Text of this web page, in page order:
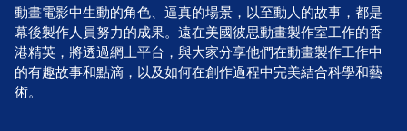
動畫電影中生動的角色、逼真的場景，以至動人的故事，都是
幕後製作人員努力的成果。遠在美國彼思動畫製作室工作的香
港精英，將透過網上平台，與大家分享他們在動畫製作工作中
的有趣故事和點滴，以及如何在創作過程中完美結合科學和藝
術。